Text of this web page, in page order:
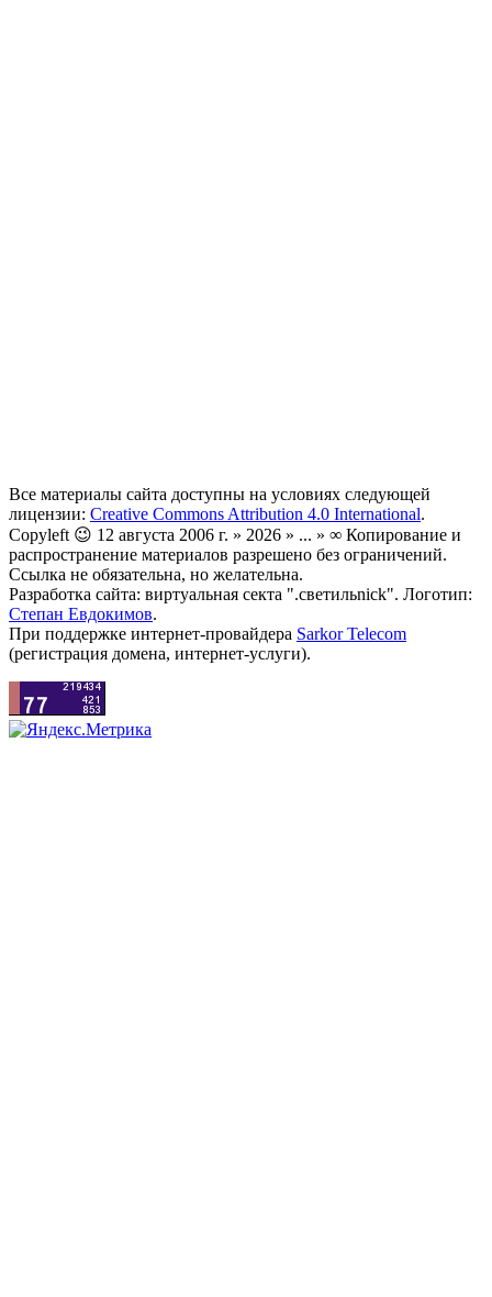
Все материалы сайта доступны на условиях следующей
лицензии: Creative Commons Attribution 4.0 International.
Copyleft 😉 12 августа 2006 г. » 2026 » ... » ∞ Копирование и
распространение материалов разрешено без ограничений.
Ссылка не обязательна, но желательна.
Разработка сайта: виртуальная секта ".светильnick". Логотип:
Степан Евдокимов.
При поддержке интернет-провайдера Sarkor Telecom
(регистрация домена, интернет-услуги).